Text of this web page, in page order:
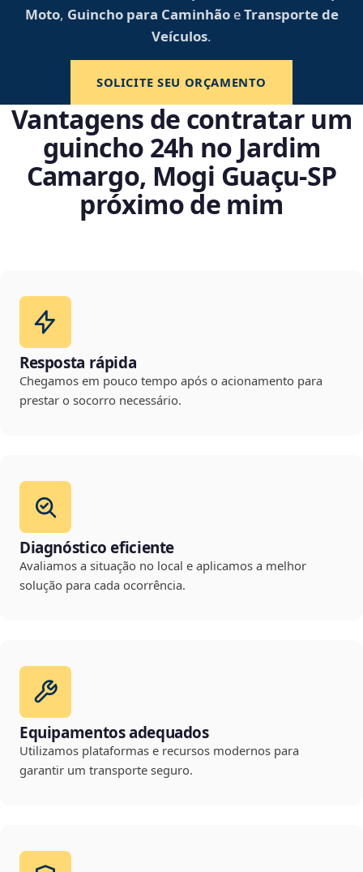
Moto, Guincho para CaminhãoeTransporte de
Veículos.
SOLICITE SEU ORÇAMENTO
Vantagens de contratar um
guincho 24h no Jardim
Camargo, Mogi Guaçu‑SP
próximo de mim
Resposta rápida
Chegamos em pouco tempo após o acionamento para
prestar o socorro necessário.
Diagnóstico eficiente
Avaliamos a situação no local e aplicamos a melhor
solução para cada ocorrência.
Equipamentos adequados
Utilizamos plataformas e recursos modernos para
garantir um transporte seguro.